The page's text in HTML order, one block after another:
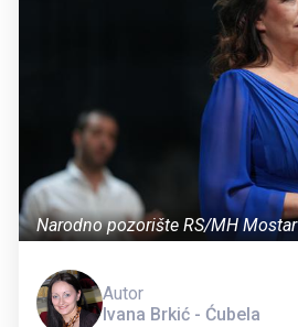
Narodno pozorište RS/MH Mostar
Autor
Ivana Brkić - Ćubela